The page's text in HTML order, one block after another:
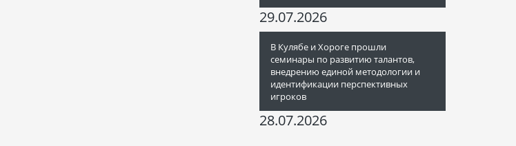
29.07.2026
В Кулябе и Хороге прошли
семинары по развитию талантов,
внедрению единой методологии и
идентификации перспективных
игроков
28.07.2026